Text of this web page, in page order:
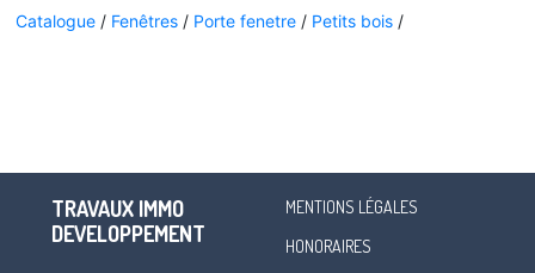
Catalogue / Fenêtres / Porte fenetre / Petits bois /
TRAVAUX IMMO
DEVELOPPEMENT
MENTIONS LÉGALES
HONORAIRES